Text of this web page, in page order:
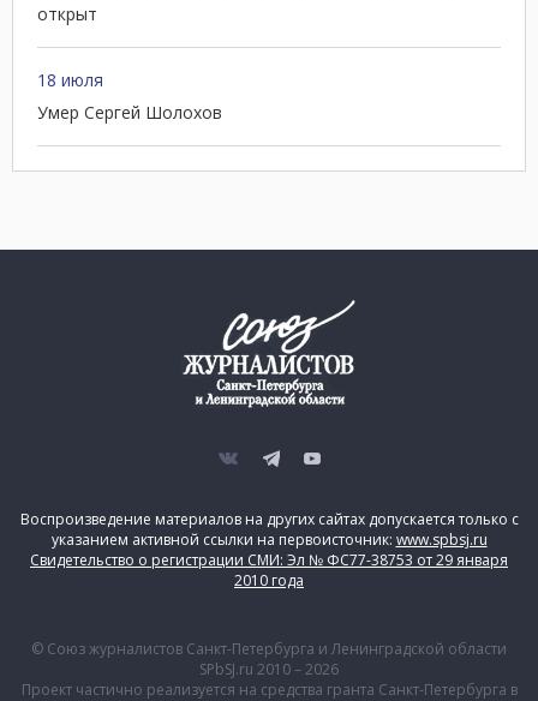
открыт
18 июля
Умер Сергей Шолохов
Воспроизведение материалов на других сайтах допускается только с
указанием активной ссылки на первоисточник: www.spbsj.ru
Свидетельство о регистрации СМИ: Эл № ФС77-38753 от 29 января
2010 года
© Союз журналистов Санкт-Петербурга и Ленинградской области
SPbSJ.ru 2010 – 2026
Проект частично реализуется на средства гранта Санкт-Петербурга в